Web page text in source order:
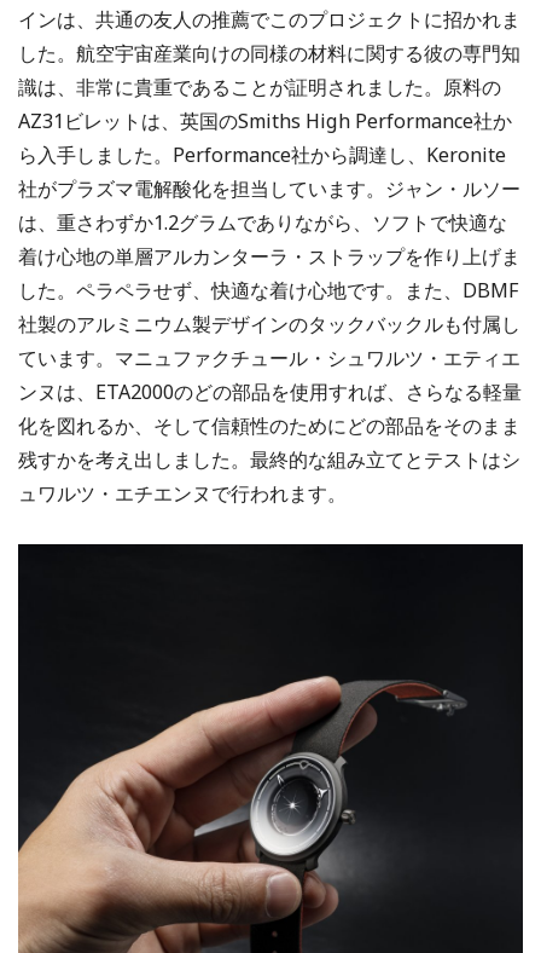
インは、共通の友人の推薦でこのプロジェクトに招かれま
した。航空宇宙産業向けの同様の材料に関する彼の専門知
識は、非常に貴重であることが証明されました。原料の
AZ31ビレットは、英国のSmiths High Performance社か
ら入手しました。Performance社から調達し、Keronite
社がプラズマ電解酸化を担当しています。ジャン・ルソー
は、重さわずか1.2グラムでありながら、ソフトで快適な
着け心地の単層アルカンターラ・ストラップを作り上げま
した。ペラペラせず、快適な着け心地です。また、DBMF
社製のアルミニウム製デザインのタックバックルも付属し
ています。マニュファクチュール・シュワルツ・エティエ
ンヌは、ETA2000のどの部品を使用すれば、さらなる軽量
化を図れるか、そして信頼性のためにどの部品をそのまま
残すかを考え出しました。最終的な組み立てとテストはシ
ュワルツ・エチエンヌで行われます。